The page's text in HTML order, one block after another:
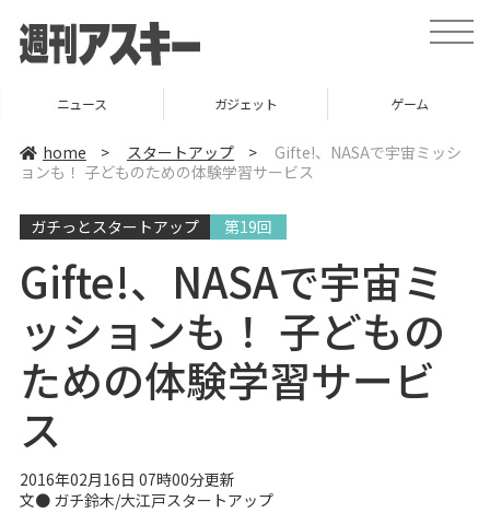
t
o
v
ニュース ガジェット ゲーム
home > スタートアップ >
Gifte!、NASAで宇宙ミッシ
ョンも！ 子どものための体験学習サービス
ガチっとスタートアップ 第19回
Gifte!、NASAで宇宙ミ
ッションも！ 子どもの
ための体験学習サービ
ス
2016年02月16日 07時00分更新
文● ガチ鈴木/大江戸スタートアップ